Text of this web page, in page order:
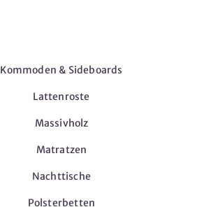
Kommoden & Sideboards
Lattenroste
Massivholz
Matratzen
Nachttische
Polsterbetten